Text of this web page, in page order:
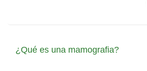
¿Qué es una mamografia?